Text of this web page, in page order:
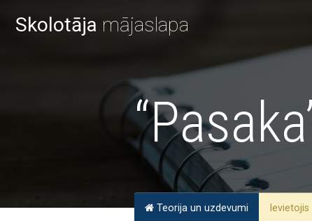
Skolotāja mājaslapa
Teorija un uzdevumi Ievietojis